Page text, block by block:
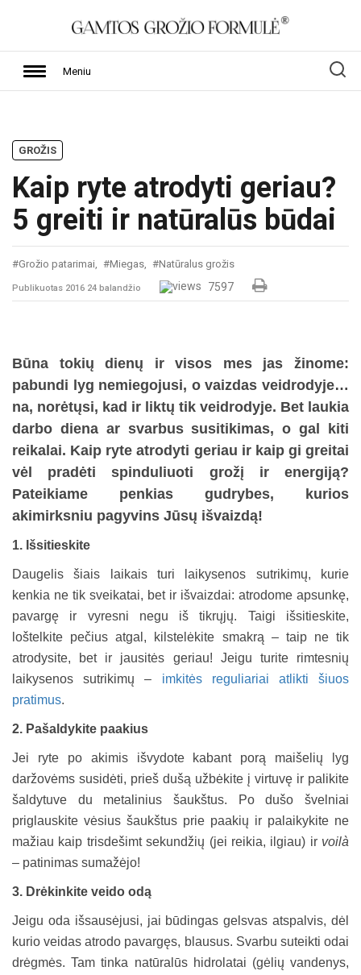
Meniu
GROŽIS
Kaip ryte atrodyti geriau?
5 greiti ir natūralūs būdai
#Grožio patarimai, #Miegas, #Natūralus grožis
Publikuotas 2016 24 balandžio 7597
Būna tokių dienų ir visos mes jas žinome:
pabundi lyg nemiegojusi, o vaizdas veidrodyje…
na, norėtųsi, kad ir liktų tik veidrodyje. Bet laukia
darbo diena ar svarbus susitikimas, o gal kiti
reikalai. Kaip ryte atrodyti geriau ir kaip gi greitai
vėl pradėti spinduliuoti grožį ir energiją?
Pateikiame penkias gudrybes, kurios
akimirksniu pagyvins Jūsų išvaizdą!
1. Išsitieskite
Daugelis šiais laikais turi laikysenos sutrikimų, kurie
kenkia ne tik sveikatai, bet ir išvaizdai: atrodome apsunkę,
pavargę ir vyresni negu iš tikrųjų. Taigi išsitieskite,
loštelkite pečius atgal, kilstelėkite smakrą – taip ne tik
atrodysite, bet ir jausitės geriau! Jeigu turite rimtesnių
laikysenos sutrikimų – imkitės reguliariai atlikti šiuos
pratimus.
2. Pašaldykite paakius
Jei ryte po akimis išvydote kabant porą maišelių lyg
daržovėms susidėti, prieš dušą užbėkite į virtuvę ir palikite
šaldytuve du metalinius šaukštus. Po dušo švelniai
priglauskite vėsius šaukštus prie paakių ir palaikykite ne
mažiau kaip trisdešimt sekundžių (jei reikia, ilgiau) ir voilà
– patinimas sumažėjo!
3. Drėkinkite veido odą
Jeigu oda išsausėjusi, jai būdingas gelsvas atspalvis, dėl
kurio veidas atrodo pavargęs, blausus. Svarbu suteikti odai
drėgmės. Tam tinka natūralūs hidrolatai (gėlių vandenys,